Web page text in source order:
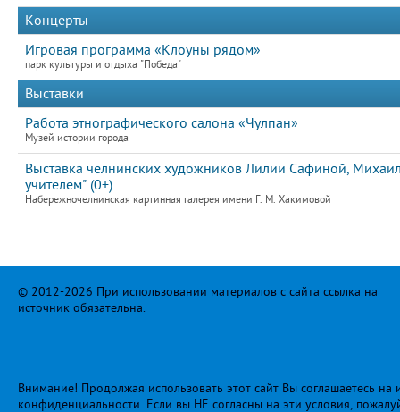
Концерты
Игровая программа «Клоуны рядом»
парк культуры и отдыха "Победа"
Выставки
Работа этнографического салона «Чулпан»
Музей истории города
Выставка челнинских художников Лилии Сафиной,
учителем" (0+)
Набережночелнинская картинная галерея имени Г. М. Хакимовой
© 2012-2026 При использовании материалов с сайта ссылка на
источник обязательна.
Внимание! Продолжая использовать этот сайт Вы соглашаетесь
конфиденциальности. Если вы НЕ согласны на эти условия,